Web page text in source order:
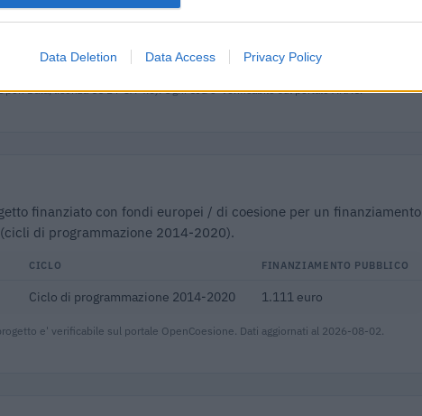
Data Deletion Data Access Privacy Policy
67.446 euro
100.064 euro
Data, licenza CC BY-SA 4.0). Ogni CIG e' verificabile sul portale ANAC.
finanziato con fondi europei / di coesione per un finanziamento
di programmazione 2014-2020).
CICLO FINANZIAMENTO PUBBLICO
Ciclo di programmazione 2014-2020 1.111 euro
e' verificabile sul portale OpenCoesione. Dati aggiornati al 2026-08-02.